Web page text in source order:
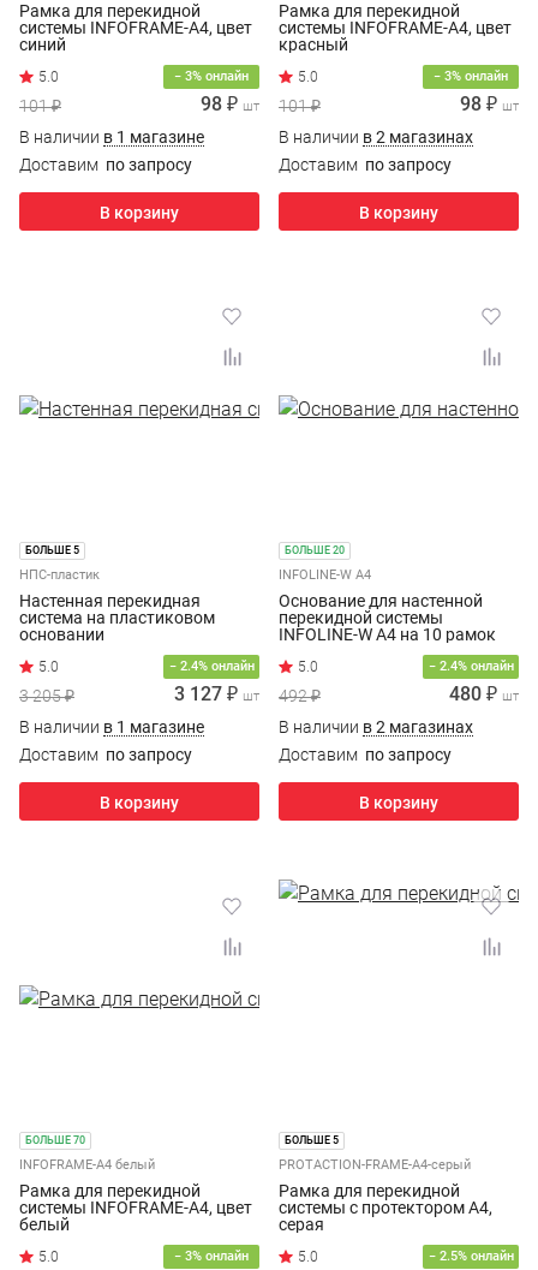
Рамка для перекидной
системы INFOFRAME-A4, цвет
синий
− 3% онлайн
101 ₽ 98 ₽ шт
В наличии в 1 магазине
Доставим по запросу
В корзину
Рамка для перекидной
системы INFOFRAME-A4, цвет
красный
− 3% онлайн
101 ₽ 98 ₽ шт
В наличии в 2 магазинах
Доставим по запросу
В корзину
БОЛЬШЕ 5
НПС-пластик
Настенная перекидная
система на пластиковом
основании
− 2.4% онлайн
3 205 ₽ 3 127 ₽ шт
В наличии в 1 магазине
Доставим по запросу
В корзину
БОЛЬШЕ 20
INFOLINE-W A4
Основание для настенной
перекидной системы
INFOLINE-W A4 на 10 рамок
− 2.4% онлайн
492 ₽ 480 ₽ шт
В наличии в 2 магазинах
Доставим по запросу
В корзину
БОЛЬШЕ 70
INFOFRAME-A4 белый
Рамка для перекидной
системы INFOFRAME-A4, цвет
белый
− 3% онлайн
БОЛЬШЕ 5
PROTACTION-FRAME-A4-серый
Рамка для перекидной
системы с протектором А4,
серая
− 2.5% онлайн